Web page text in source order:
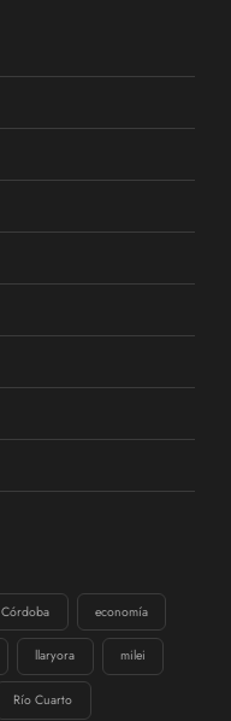
Córdoba economía
llaryora milei
Río Cuarto